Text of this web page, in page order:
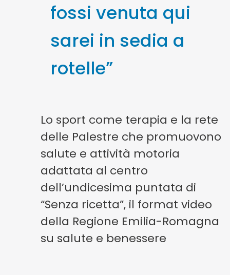
fossi venuta qui
sarei in sedia a
rotelle”
Lo sport come terapia e la rete
delle Palestre che promuovono
salute e attività motoria
adattata al centro
dell’undicesima puntata di
“Senza ricetta”, il format video
della Regione Emilia-Romagna
su salute e benessere